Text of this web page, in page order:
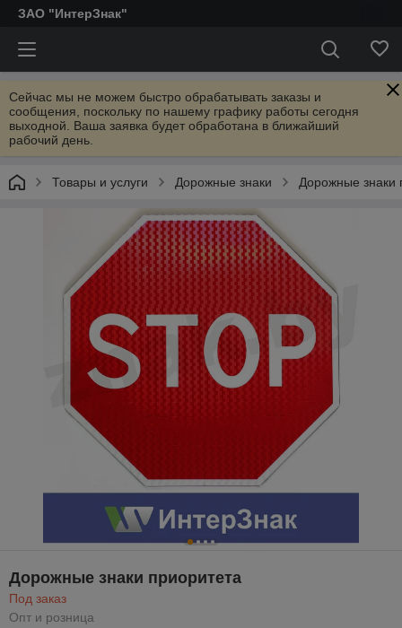
ЗАО "ИнтерЗнак"
Сейчас мы не можем быстро обрабатывать заказы и
сообщения, поскольку по нашему графику работы сегодня
выходной. Ваша заявка будет обработана в ближайший
рабочий день.
Товары и услуги Дорожные знаки Дорожные знаки
Дорожные знаки приоритета
Под заказ
Опт и розница